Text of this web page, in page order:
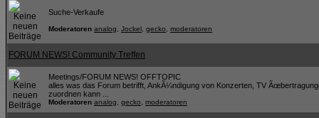
Suche-Verkaufe
Moderatoren analog Jockel gecko moderatoren
FORUM NEWS! Community Treffen
Meetings/FORUM NEWS! OFFTOPIC
alles was das Forum betrifft, AnkÃ¼ndigung von Konzerten, TV
zuordnen kann ...
Moderatoren analog gecko moderatoren